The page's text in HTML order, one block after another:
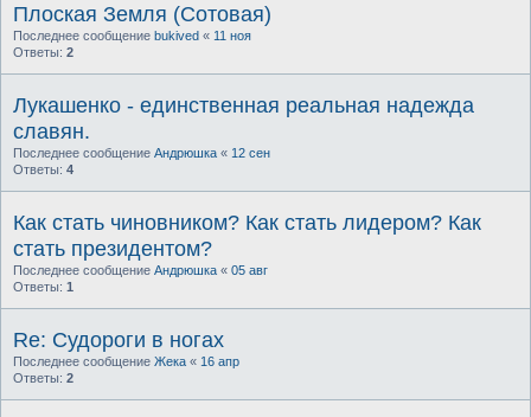
Плоская Земля (Сотовая)
Последнее сообщение bukived « 11 ноя
Ответы: 2
Лукашенко - единственная реальная надежда
славян.
Последнее сообщение Андрюшка « 12 сен
Ответы: 4
Как стать чиновником? Как стать лидером? Как
стать президентом?
Последнее сообщение Андрюшка « 05 авг
Ответы: 1
Re: Судороги в ногах
Последнее сообщение Жека « 16 апр
Ответы: 2